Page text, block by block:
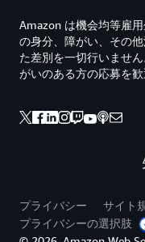
Amazon は機会均等雇
の身分、障がい、その
た差別を一切行いませ
がいのある方の応募を歓
プライバシー
サイト
プライバシーの選択肢